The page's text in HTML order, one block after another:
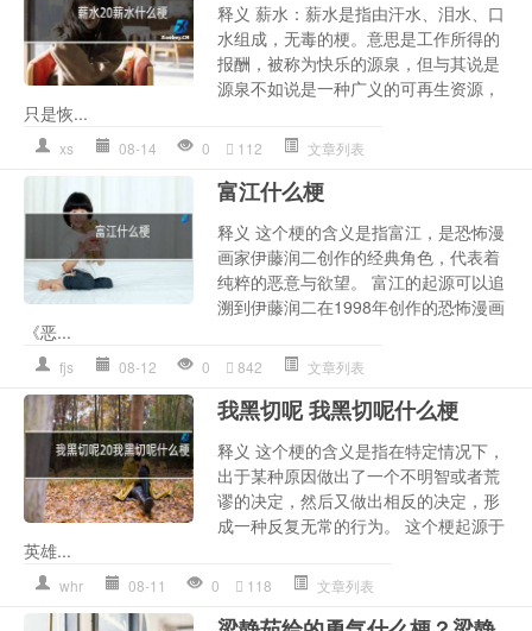
释义 薪水：薪水是指由汗水、泪水、口
水组成，无毒的梗。意思是工作所得的
报酬，被称为快乐的源泉，但与其说是
源泉不如说是一种广义的可再生资源，
只是恢...
xs 08-14 0 112 文章列表
富江什么梗
释义 这个梗的含义是指富江，是恐怖漫
画家伊藤润二创作的经典角色，代表着
纯粹的恶意与欲望。 富江的起源可以追
溯到伊藤润二在1998年创作的恐怖漫画
《恶...
fjs 08-12 0 842 文章列表
我黑切呢 我黑切呢什么梗
释义 这个梗的含义是指在特定情况下，
出于某种原因做出了一个不明智或者荒
谬的决定，然后又做出相反的决定，形
成一种反复无常的行为。 这个梗起源于
英雄...
whr 08-11 0 118 文章列表